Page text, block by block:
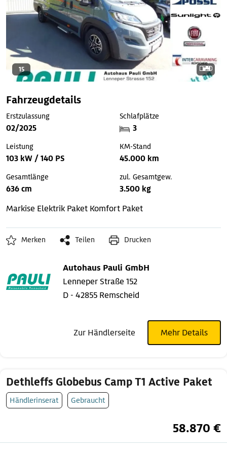
15
Fahrzeugdetails
Erstzulassung
02/2025
Schlafplätze
3
Leistung
103 kW / 140 PS
KM-Stand
45.000 km
Gesamtlänge
636 cm
zul. Gesamtgew.
3.500 kg
Markise Elektrik Paket Komfort Paket
Merken Teilen Drucken
Autohaus Pauli GmbH
Lenneper Straße 152
D - 42855 Remscheid
Zur Händlerseite Mehr Details
Dethleffs Globebus Camp T1 Active Paket
Händlerinserat Gebraucht
58.870 €